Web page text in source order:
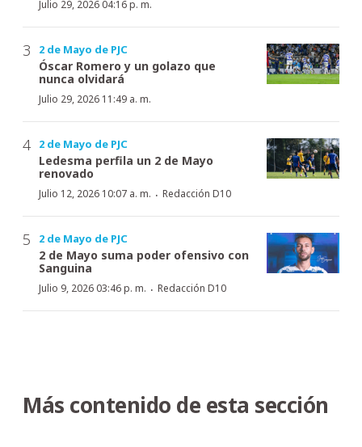
Julio 29, 2026 04:16 p. m.
2 de Mayo de PJC
Óscar Romero y un golazo que
nunca olvidará
Julio 29, 2026 11:49 a. m.
2 de Mayo de PJC
Ledesma perfila un 2 de Mayo
renovado
Julio 12, 2026 10:07 a. m. · Redacción D10
2 de Mayo de PJC
2 de Mayo suma poder ofensivo con
Sanguina
Julio 9, 2026 03:46 p. m. · Redacción D10
Más contenido de esta sección